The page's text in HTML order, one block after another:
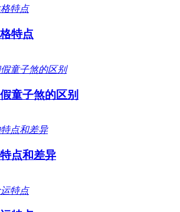
特点
童子煞的区别
点和差异